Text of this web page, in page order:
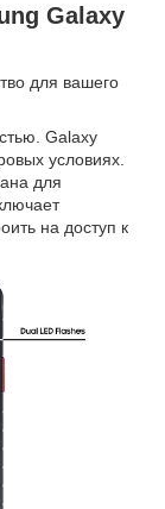
Galaxy
для вашего
Galaxy
условиях.
для
на доступ к